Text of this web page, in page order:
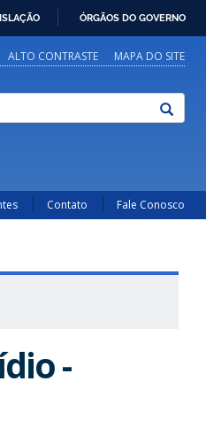
ÓRGÃOS DO GOVERNO
ALTO CONTRASTE MAPA DO SITE
Contato Fale Conosco
-